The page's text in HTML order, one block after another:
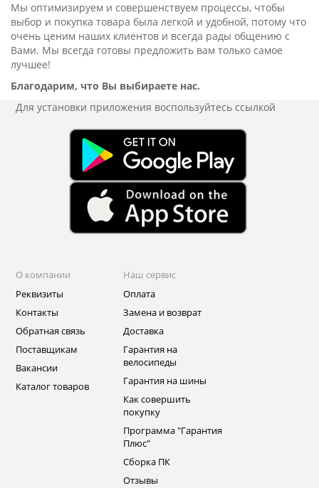
Мы оптимизируем и совершенствуем процессы, чтобы
выбор и покупка товара была легкой и удобной, потому что
очень ценим наших клиентов и всегда рады общению с
Вами. Мы всегда готовы предложить вам только самое
лучшее!
Благодарим, что Вы выбираете нас.
Для установки приложения воспользуйтесь ссылкой
О компании
Реквизиты
Контакты
Обратная связь
Поставщикам
Вакансии
Каталог товаров
Наш сервис
Оплата
Замена и возврат
Доставка
Гарантия на
велосипеды
Гарантия на шины
Как совершить
покупку
Программа "Гарантия
Плюс"
Сборка ПК
Отзывы